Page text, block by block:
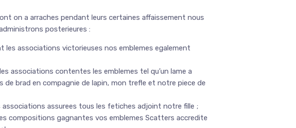
on a arraches pendant leurs certaines affaissement nous
posterieures :
les associations victorieuses nos emblemes egalement
associations contentes les emblemes tel qu’un lame a
de brad en compagnie de lapin, mon trefle et notre piece de
associations assurees tous les fetiches adjoint notre fille ;
compositions gagnantes vos emblemes Scatters accredite